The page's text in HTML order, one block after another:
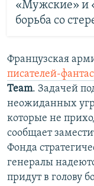
«Мужские» и
борьба со
Французская
писателей-
Team. Задачей
неожиданных
которые не
сообщает
Фонда
генералы
придут в голову